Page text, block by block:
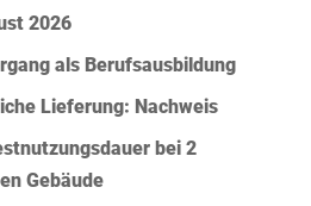
2026
als Berufsausbildung
Lieferung: Nachweis
bei 2
Gebäude